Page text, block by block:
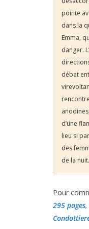
pointe
dans la
Emma,
danger.
débat
d’une
lieu si
des
de la
Pour
295